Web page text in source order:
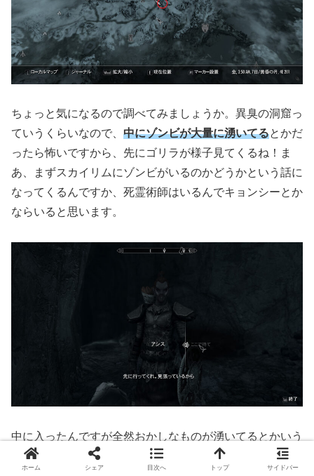
ちょっと気になるので調べてみましょうか。異臭の洞窟っ
ていうくらいなので、 中にゾンビが大量に湧いてるとかだ
ったら怖いですから、先にゴリラが様子見てくるね！ま
あ、まずスカイリムにゾンビがいるのかどうかという話に
なってくるんですか、死霊術師はいるんでキョンシーとか
ならいると思います。
中に入ったんですが全然おかしなものが湧いてるとかいう
ことはなく、普通にフロストトロールが1匹いるだけでし
ホーム シェア 目次へ トップ サイドバー